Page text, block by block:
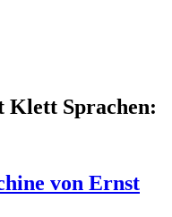
Klett Sprachen:
von Ernst